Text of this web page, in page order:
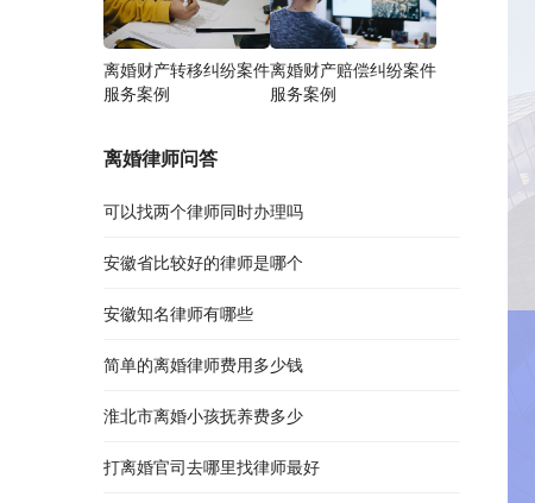
离婚财产转移纠纷案件
服务案例
离婚财产赔偿纠纷案件
服务案例
离婚律师问答
可以找两个律师同时办理吗
安徽省比较好的律师是哪个
安徽知名律师有哪些
简单的离婚律师费用多少钱
淮北市离婚小孩抚养费多少
打离婚官司去哪里找律师最好